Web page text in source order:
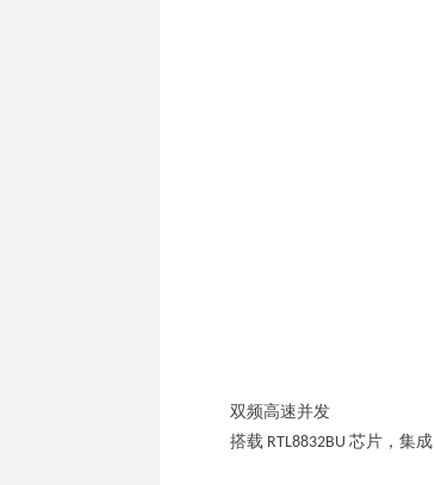
双频高速并发
搭载 RTL8832BU 芯片，集